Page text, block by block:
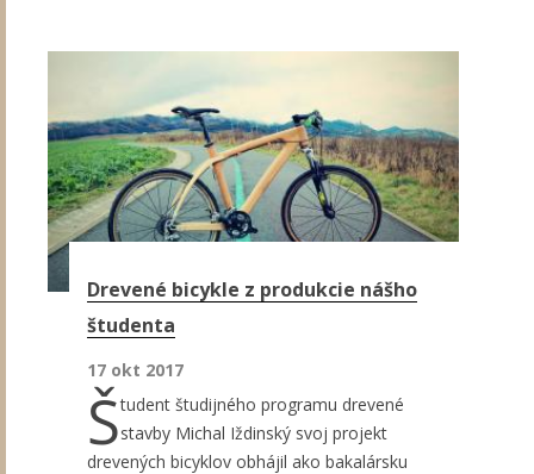
Drevené bicykle z produkcie nášho
študenta
17 okt 2017
Študent študijného programu drevené
stavby Michal Iždinský svoj projekt
drevených bicyklov obhájil ako bakalársku